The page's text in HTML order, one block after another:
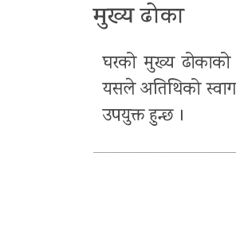
मुख्य ढोका
घरको मुख्य ढोकाको
यसले अतिथिको
उपयुक्त हुन्छ ।